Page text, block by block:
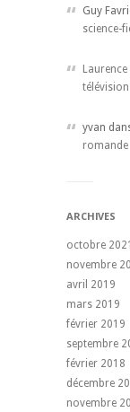
Guy
science-
yvan
romande
ARCHIVES
octobre 2021
novembre
avril 2019
mars 2019
février 2019
septembre
février 2018
décembre
novembre